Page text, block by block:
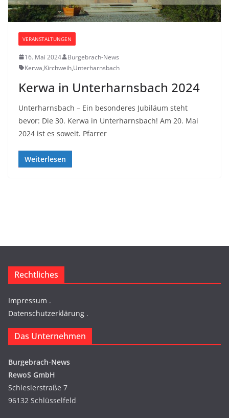
VERANSTALTUNGEN
16. Mai 2024
Burgebrach-News
Kerwa,Kirchweih,Unterharnsbach
Kerwa in Unterharnsbach 2024
Unterharnsbach – Ein besonderes Jubiläum steht
bevor: Die 30. Kerwa in Unterharnsbach! Am 20. Mai
2024 ist es soweit. Pfarrer
Weiterlesen
Rechtliches
Impressum .
Datenschutzerklärung .
Das Unternehmen
Burgebrach-News
RewoS GmbH
Schlesierstraße 7
96132 Schlüsselfeld